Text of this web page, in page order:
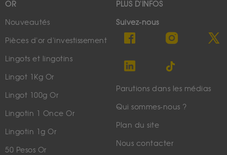
OR
Nouveautés
Pièces d'or d'investissement
Lingots et lingotins
Lingot 1Kg Or
Lingot 100g Or
Lingotin 1 Once Or
Lingotin 1g Or
50 Pesos Or
PLUS D'INFOS
Suivez-nous
Parutions dans les médias
Qui sommes-nous ?
Plan du site
Nous contacter